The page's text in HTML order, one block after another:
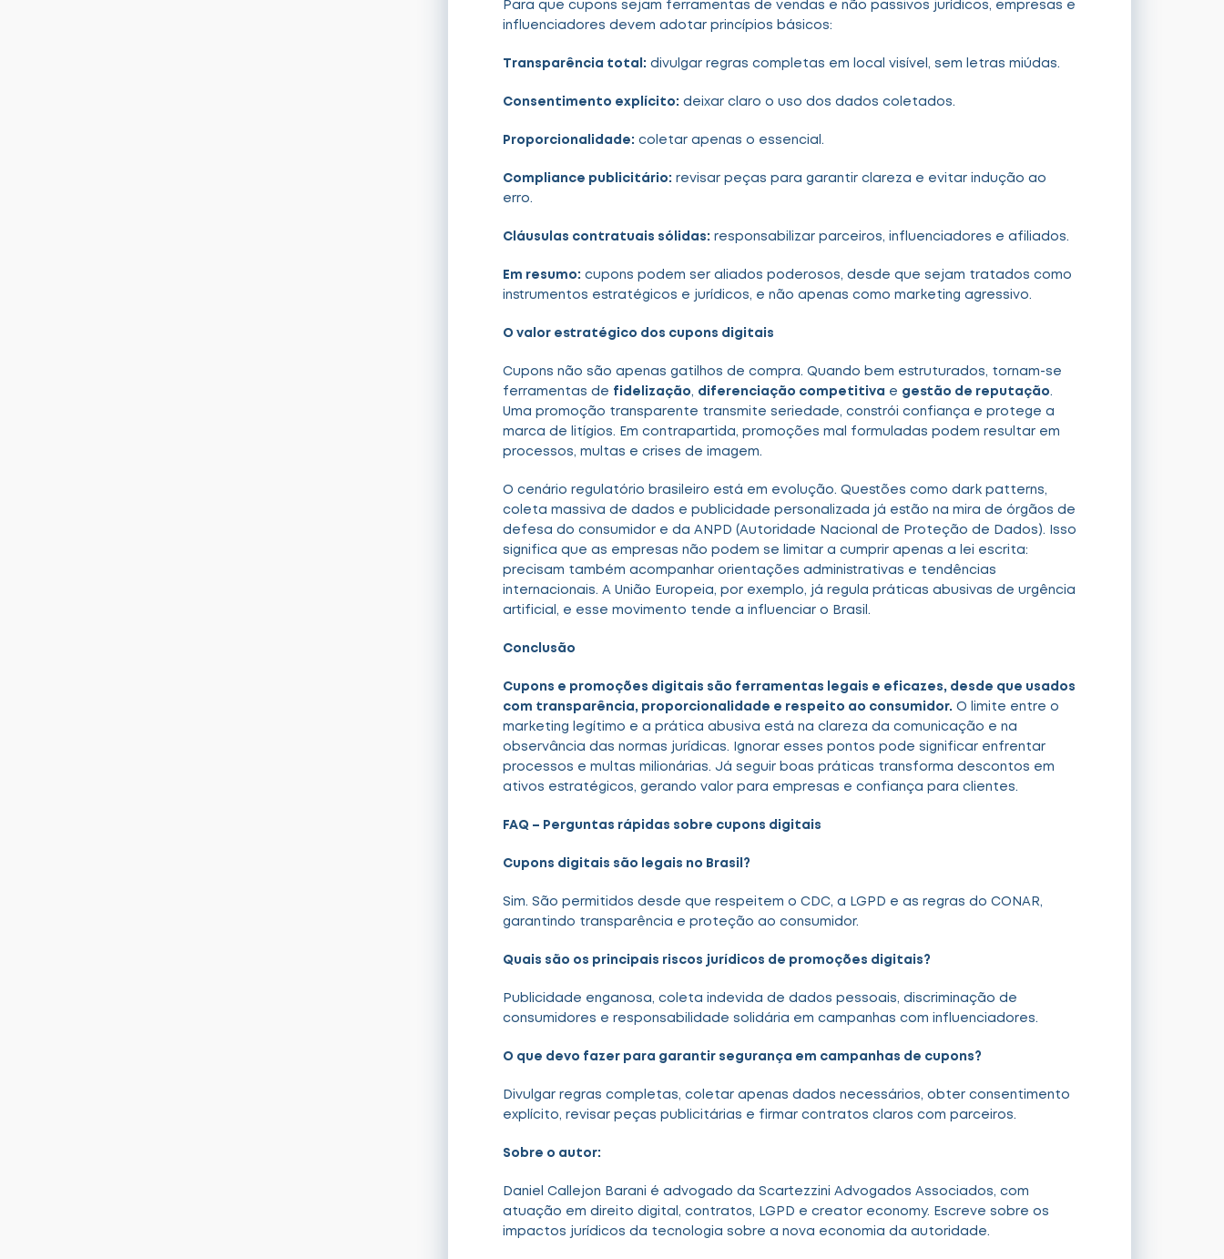
Para que cupons sejam ferramentas de vendas e não passivos jurídicos, empresas e
influenciadores devem adotar princípios básicos:
Transparência total: divulgar regras completas em local visível, sem letras miúdas.
Consentimento explícito: deixar claro o uso dos dados coletados.
Proporcionalidade: coletar apenas o essencial.
Compliance publicitário: revisar peças para garantir clareza e evitar indução ao
erro.
Cláusulas contratuais sólidas: responsabilizar parceiros, influenciadores e afiliados.
Em resumo: cupons podem ser aliados poderosos, desde que sejam tratados como
instrumentos estratégicos e jurídicos, e não apenas como marketing agressivo.
O valor estratégico dos cupons digitais
Cupons não são apenas gatilhos de compra. Quando bem estruturados, tornam-se
ferramentas de fidelização, diferenciação competitiva e gestão de reputação.
Uma promoção transparente transmite seriedade, constrói confiança e protege a
marca de litígios. Em contrapartida, promoções mal formuladas podem resultar em
processos, multas e crises de imagem.
O cenário regulatório brasileiro está em evolução. Questões como dark patterns,
coleta massiva de dados e publicidade personalizada já estão na mira de órgãos de
defesa do consumidor e da ANPD (Autoridade Nacional de Proteção de Dados). Isso
significa que as empresas não podem se limitar a cumprir apenas a lei escrita:
precisam também acompanhar orientações administrativas e tendências
internacionais. A União Europeia, por exemplo, já regula práticas abusivas de urgência
artificial, e esse movimento tende a influenciar o Brasil.
Conclusão
Cupons e promoções digitais são ferramentas legais e eficazes, desde que usados
com transparência, proporcionalidade e respeito ao consumidor. O limite entre o
marketing legítimo e a prática abusiva está na clareza da comunicação e na
observância das normas jurídicas. Ignorar esses pontos pode significar enfrentar
processos e multas milionárias. Já seguir boas práticas transforma descontos em
ativos estratégicos, gerando valor para empresas e confiança para clientes.
FAQ – Perguntas rápidas sobre cupons digitais
Cupons digitais são legais no Brasil?
Sim. São permitidos desde que respeitem o CDC, a LGPD e as regras do CONAR,
garantindo transparência e proteção ao consumidor.
Quais são os principais riscos jurídicos de promoções digitais?
Publicidade enganosa, coleta indevida de dados pessoais, discriminação de
consumidores e responsabilidade solidária em campanhas com influenciadores.
O que devo fazer para garantir segurança em campanhas de cupons?
Divulgar regras completas, coletar apenas dados necessários, obter consentimento
explícito, revisar peças publicitárias e firmar contratos claros com parceiros.
Sobre o autor:
Daniel Callejon Barani é advogado da Scartezzini Advogados Associados, com
atuação em direito digital, contratos, LGPD e creator economy. Escreve sobre os
impactos jurídicos da tecnologia sobre a nova economia da autoridade.